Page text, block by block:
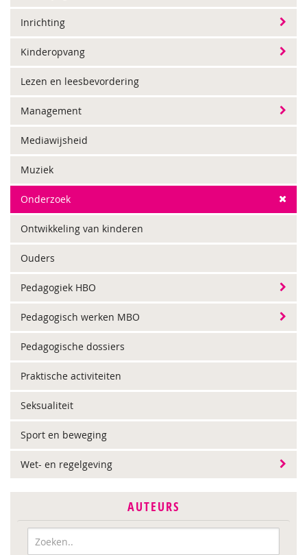
Inrichting
Kinderopvang
Lezen en leesbevordering
Management
Mediawijsheid
Muziek
Onderzoek
Ontwikkeling van kinderen
Ouders
Pedagogiek HBO
Pedagogisch werken MBO
Pedagogische dossiers
Praktische activiteiten
Seksualiteit
Sport en beweging
Wet- en regelgeving
AUTEURS